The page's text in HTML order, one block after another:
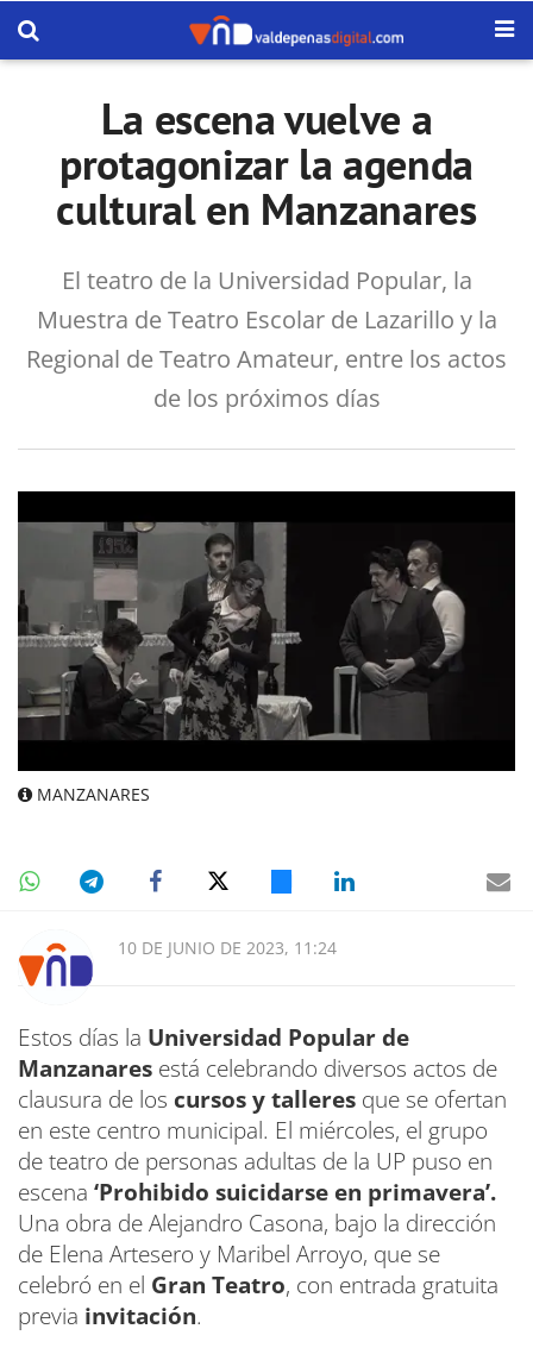
La escena vuelve a
protagonizar la agenda
cultural en Manzanares
El teatro de la Universidad Popular, la
Muestra de Teatro Escolar de Lazarillo y la
Regional de Teatro Amateur, entre los actos
de los próximos días
MANZANARES
10 DE JUNIO DE 2023, 11:24
Estos días la Universidad Popular de
Manzanares está celebrando diversos actos de
clausura de los cursos y talleres que se ofertan
en este centro municipal. El miércoles, el grupo
de teatro de personas adultas de la UP puso en
escena ‘Prohibido suicidarse en primavera’.
Una obra de Alejandro Casona, bajo la dirección
de Elena Artesero y Maribel Arroyo, que se
celebró en el Gran Teatro, con entrada gratuita
previa invitación.